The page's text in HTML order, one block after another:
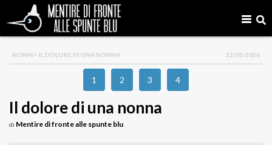
NONNI> IL DOLORE DI UNA NONNA 22/05/2026
1 2 3 4
Il dolore di una nonna
di Mentire di fronte alle spunte blu